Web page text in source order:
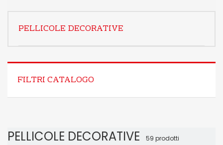
PELLICOLE DECORATIVE
FILTRI CATALOGO
PELLICOLE DECORATIVE 59 prodotti